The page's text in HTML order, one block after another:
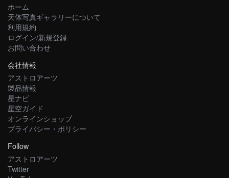
ホーム
天体写真ギャラリーについて
利用規約
ログイン/新規登録
お問い合わせ
会社情報
アストロアーツ
製品情報
星ナビ
星空ガイド
オンラインショップ
プライバシー・ポリシー
Follow
アストロアーツ
Twitter